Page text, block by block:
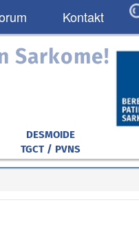
Kontakt
Sarkome!
DESMOIDE
TGCT / PVNS